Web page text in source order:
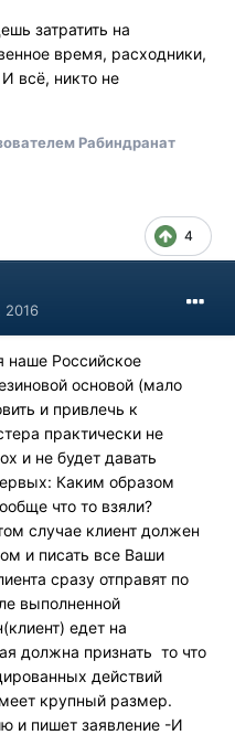
затратить на
время, расходники,
И всё, никто не
Рабиндранат
4
2016
наше Российское
основой (мало
и привлечь к
практически не
и не будет давать
Каким образом
что то взяли?
случае клиент должен
и писать все Ваши
сразу отправят по
выполненной
едет на
должна признать то что
действий
крупный размер.
и пишет заявление -И